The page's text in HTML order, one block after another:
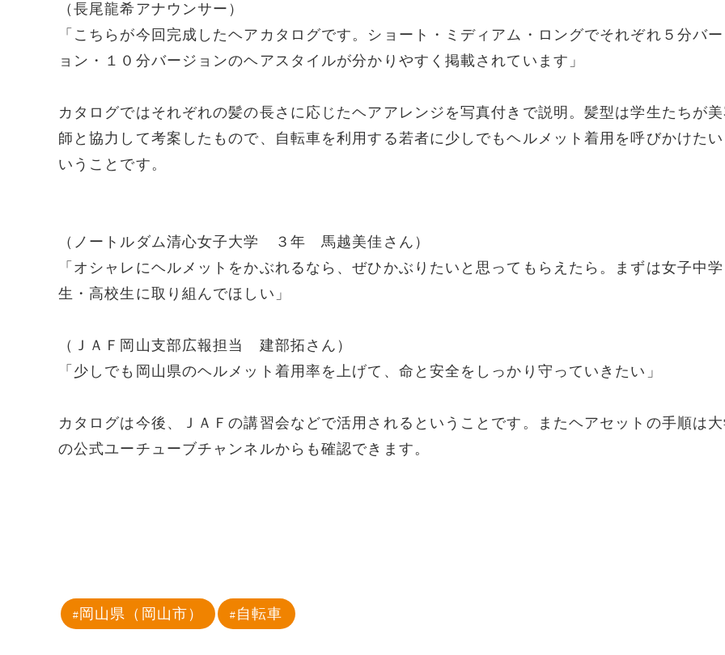
（長尾龍希アナウンサー）
「こちらが今回完成したヘアカタログです。ショート・ミディアム・ロングでそれぞれ５分バ
ョン・１０分バージョンのヘアスタイルが分かりやすく掲載されています」
カタログではそれぞれの髪の長さに応じたヘアアレンジを写真付きで説明。髪型は学生たちが
師と協力して考案したもので、自転車を利用する若者に少しでもヘルメット着用を呼びかけた
いうことです。
（ノートルダム清心女子大学 ３年 馬越美佳さん）
「オシャレにヘルメットをかぶれるなら、ぜひかぶりたいと思ってもらえたら。まずは女子中学
生・高校生に取り組んでほしい」
（ＪＡＦ岡山支部広報担当 建部拓さん）
「少しでも岡山県のヘルメット着用率を上げて、命と安全をしっかり守っていきたい」
カタログは今後、ＪＡＦの講習会などで活用されるということです。またヘアセットの手順は
の公式ユーチューブチャンネルからも確認できます。
岡山県（岡山市） 自転車